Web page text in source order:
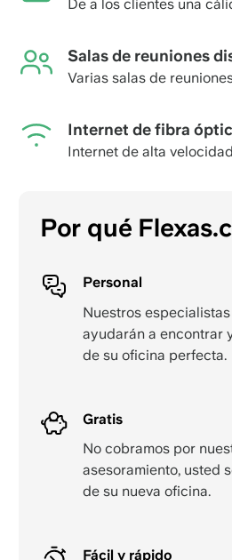
De a los clientes una
Salas de reuniones
Varias salas de
Internet de fibra
Internet de alta velocidad
Por qué
Personal
Nuestros
ayudarán a encontrar
de su oficina perfecta.
Gratis
No cobramos por
asesoramiento, usted
de su nueva oficina.
Fácil y rápido